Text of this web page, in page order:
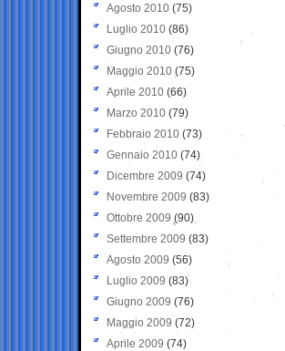
Agosto 2010 (75)
Luglio 2010 (86)
Giugno 2010 (76)
Maggio 2010 (75)
Aprile 2010 (66)
Marzo 2010 (79)
Febbraio 2010 (73)
Gennaio 2010 (74)
Dicembre 2009 (74)
Novembre 2009 (83)
Ottobre 2009 (90)
Settembre 2009 (83)
Agosto 2009 (56)
Luglio 2009 (83)
Giugno 2009 (76)
Maggio 2009 (72)
Aprile 2009 (74)